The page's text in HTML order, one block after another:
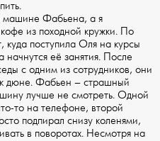
машине Фабьена, а я
из походной кружки. По
куда поступила Оля на курсы
начнутся её занятия. После
с одним из сотрудников, они
дюне. Фабьен – страшный
лучше не смотреть. Одной
то на телефоне, второй
подпирал снизу коленями,
в поворотах. Несмотря на